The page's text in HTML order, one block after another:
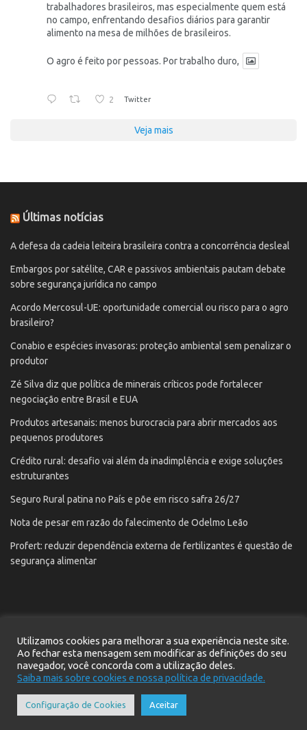
trabalhadores brasileiros, mas especialmente quem está
no campo, enfrentando desafios diários para garantir
alimento na mesa de milhões de brasileiros.
O agro é feito por pessoas. Por trabalho duro,
2 Twitter
Veja mais
Últimas notícias
A defesa da cadeia leiteira brasileira contra a concorrência desleal
Embargos por satélite, CAR e passivos ambientais pautam debate
sobre segurança jurídica no campo
Acordo Mercosul-UE: oportunidade comercial ou risco para o agro
brasileiro?
Conabio e espécies invasoras: proteção ambiental sem penalizar o
produtor
Zé Silva diz que política de minerais críticos pode fortalecer
negociação entre Brasil e EUA
Produtos artesanais: menos burocracia para abrir mercados aos
pequenos produtores
Crédito rural: desafio vai além da inadimplência e exige soluções
estruturantes
Seguro Rural patina no País e põe em risco safra 26/27
Nota de pesar em razão do falecimento de Odelmo Leão
Profert: reduzir dependência externa de fertilizantes é questão de
segurança alimentar
Início Notícias Contato
Cadastre seu e-mail
Política de privacidade
Utilizamos cookies para melhorar a sua experiência neste site.
Ao fechar esta mensagem sem modificar as definições do seu
navegador, você concorda com a utilização deles.
Saiba mais sobre cookies e nossa política de privacidade.
Configuração de Cookies Aceitar